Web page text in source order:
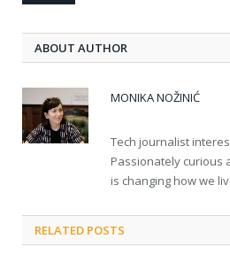
ABOUT AUTHOR
MONIKA NOŽINIĆ
Tech journalist
Passionately curious
is changing how we
RELATED POSTS